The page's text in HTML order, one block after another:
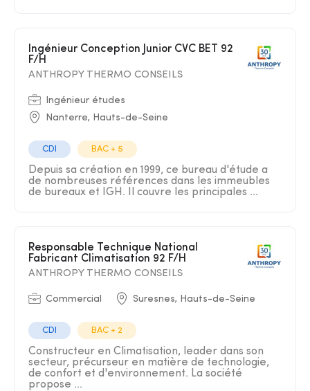
F/H
ANTHROPY THERMO CONSEILS
Ingénieur études
Nanterre, Hauts-de-Seine
CDI BAC + 5
Depuis sa création en 1999, ce bureau d'étude a
de nombreuses références dans les immeubles
de bureaux et IGH. Il couvre les principales ...
Responsable Technique National
Fabricant Climatisation 92 F/H
ANTHROPY THERMO CONSEILS
Commercial Suresnes, Hauts-de-Seine
CDI BAC + 2
Constructeur en Climatisation, leader dans son
secteur, précurseur en matière de technologie,
de confort et d'environnement. La société
propose ...